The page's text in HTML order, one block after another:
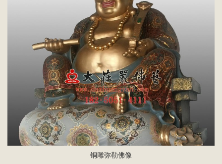
铜雕弥勒佛像